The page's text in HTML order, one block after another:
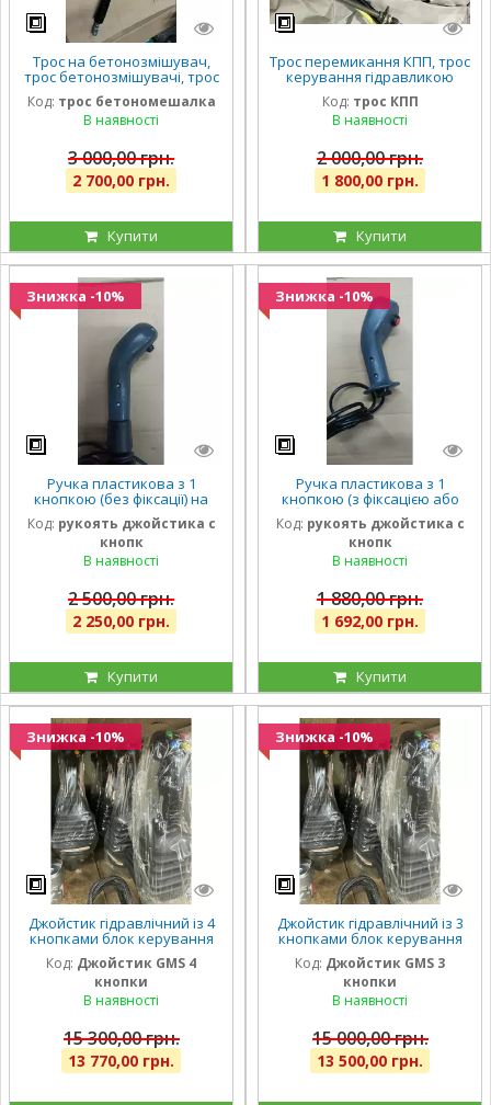
Трос на бетонозмішувач,
трос бетонозмішувачі, трос
керування гідравликою
гідросистеми на спецтехніку
Код: трос бетономешалка
В наявності
3 000,00 грн.
2 700,00 грн.
Купити
Трос перемикання КПП, трос
керування гідравликою
гідросистеми на спецтехніку
Код: трос КПП
В наявності
2 000,00 грн.
1 800,00 грн.
Купити
Знижка -10%
Ручка пластикова з 1
кнопкою (без фіксації) на
джойстик 6019 тросовий
Indemar Італія оригінал
Код: рукоять джойстика с
кнопк
В наявності
2 500,00 грн.
2 250,00 грн.
Купити
Знижка -10%
Ручка пластикова з 1
кнопкою (з фіксацією або
без фіксації кнопка) на
джойстик тросовий
Код: рукоять джойстика с
кнопк
В наявності
1 880,00 грн.
1 692,00 грн.
Купити
Знижка -10%
Джойстик гідравлічний із 4
кнопками блок керування
імпортний (ВМН-100)
Код: Джойстик GMS 4
кнопки
В наявності
15 300,00 грн.
13 770,00 грн.
Знижка -10%
Джойстик гідравлічний із 3
кнопками блок керування
імпортний (ВМН-100)
Код: Джойстик GMS 3
кнопки
В наявності
15 000,00 грн.
13 500,00 грн.